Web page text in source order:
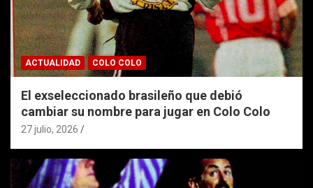
ACTUALIDAD COLO COLO
El exseleccionado brasileño que debió
cambiar su nombre para jugar en Colo Colo
27 julio, 2026